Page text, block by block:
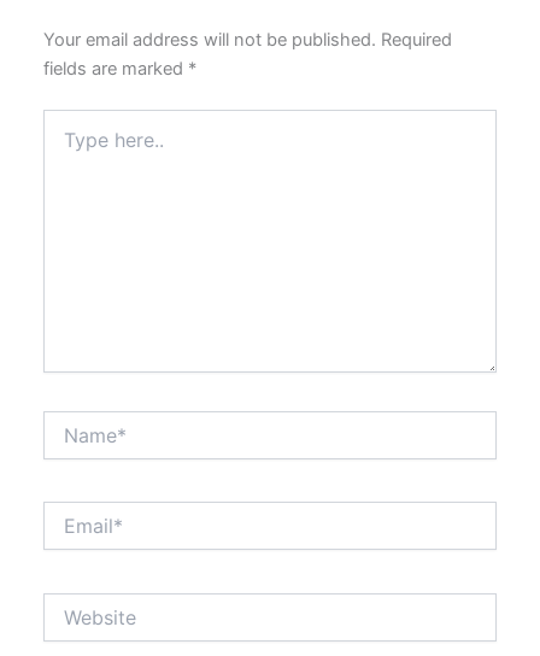
Your email address will not be published. Required
fields are marked *
here..